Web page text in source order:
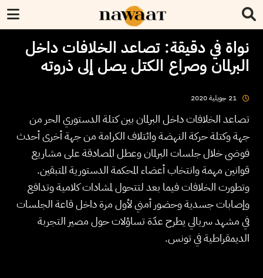
نواة في دقيقة: تصاعد الخلافات داخل
البرلمان وصراع الكتل يصل إلى ذروته
21 جويلية2020
تصاعد الخلافات داخل البرلمان بين كتلة الدستوري الحر من
جهة وكتلة حركة النهضة وائتلاف الكرامة من جهة أخرى أحدث
فوضى خلال جلسات البرلمان وعطل المصادقة على مشاريع
قوانين مهمة وانتخاب أعضاء المحكمة الدستورية المتبقين.
وتطورت الخلافات فيما بعد لتتحول لمشادات كلامية وتدافع
وإصابات جسدية وحضور أمني لأول مرة داخل قاعة الجلسات
في مشهد سريالي يطرح عدّة تساؤلات حول مصير التجربة
الديمقراطية في تونس.